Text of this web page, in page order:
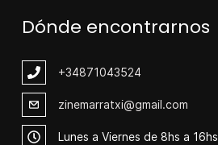
Dónde encontrarnos
+34871043524
zinemarratxi@gmail.com
Lunes a Viernes de 8hs a 16hs